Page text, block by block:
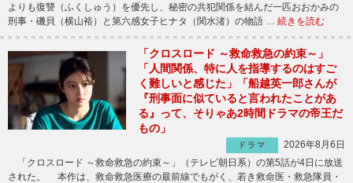
よりも復讐（ふくしゅう）を優先し、秘密の共犯関係を結んだ一匹おおかみの
刑事・磯貝（横山裕）と第六感女子ヒナタ（関水渚）の物語 … 続きを読む
「クロスロード ～救命救急の約束～」
「人間関係、特に人を指導するのはすご
く難しいと感じた」「船越英一郎さんが
『刑事面に似ていると言われたことがあ
る』って、そりゃあ2時間ドラマの帝王だ
もの」
ドラマ
2026年8月6日
「クロスロード ～救命救急の約束～」（テレビ朝日系）の第5話が4日に放送
された。 本作は、救命救急医療の最前線でもがく、若き救命医・救急隊員・